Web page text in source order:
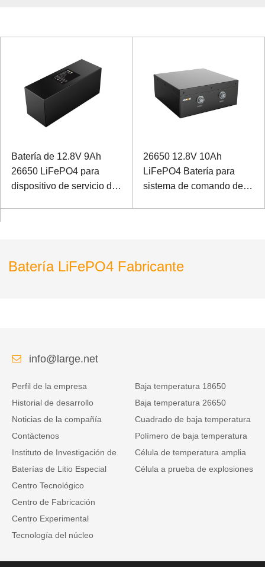
Batería de 12.8V 9Ah
26650 LiFePO4 para
dispositivo de servicio de
26650 12.8V 10Ah
LiFePO4 Batería para
sistema de comando de
Batería LiFePO4 Fabricante
info@large.net
Perfil de la empresa
Historial de desarrollo
Noticias de la compañía
Contáctenos
Instituto de Investigación de
Baterías de Litio Especial
Centro Tecnológico
Centro de Fabricación
Centro Experimental
Tecnología del núcleo
Baja temperatura 18650
Baja temperatura 26650
Cuadrado de baja temperatura
Polímero de baja temperatura
Célula de temperatura amplia
Célula a prueba de explosiones